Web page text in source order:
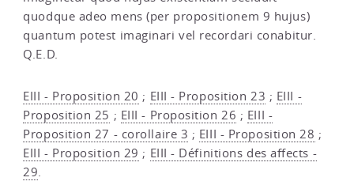
quodque adeo mens (per propositionem 9 hujus)
quantum potest imaginari vel recordari conabitur.
Q.E.D.
EIII - Proposition 20 ; EIII - Proposition 23 ; EIII -
Proposition 25 ; EIII - Proposition 26 ; EIII -
Proposition 27 - corollaire 3 ; EIII - Proposition 28 ;
EIII - Proposition 29 ; EIII - Définitions des affects -
29.